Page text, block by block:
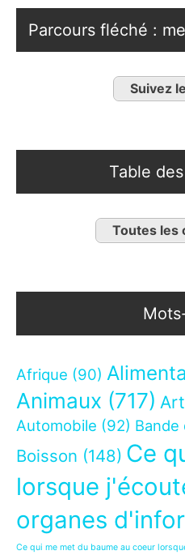
Parcours fléché :
Suivez
Table
Toutes les
Afrique (90)
Animaux (717)
Automobile (92) Bande
Boisson (148) Ce
lorsque
organes
Ce qui me met du baume au coeur